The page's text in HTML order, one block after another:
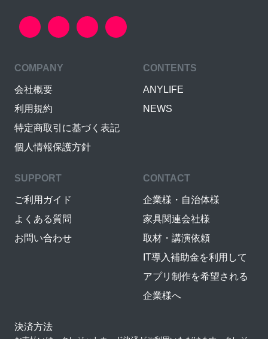
COMPANY
会社概要
利用規約
特定商取引に基づく表記
個人情報保護方針
CONTENTS
ANYLIFE
NEWS
SUPPORT
ご利用ガイド
よくある質問
お問い合わせ
CONTACT
企業様・自治体様
家具関連会社様
取材・講演依頼
IT導入補助金を利用して
アプリ制作を希望される
企業様へ
決済方法